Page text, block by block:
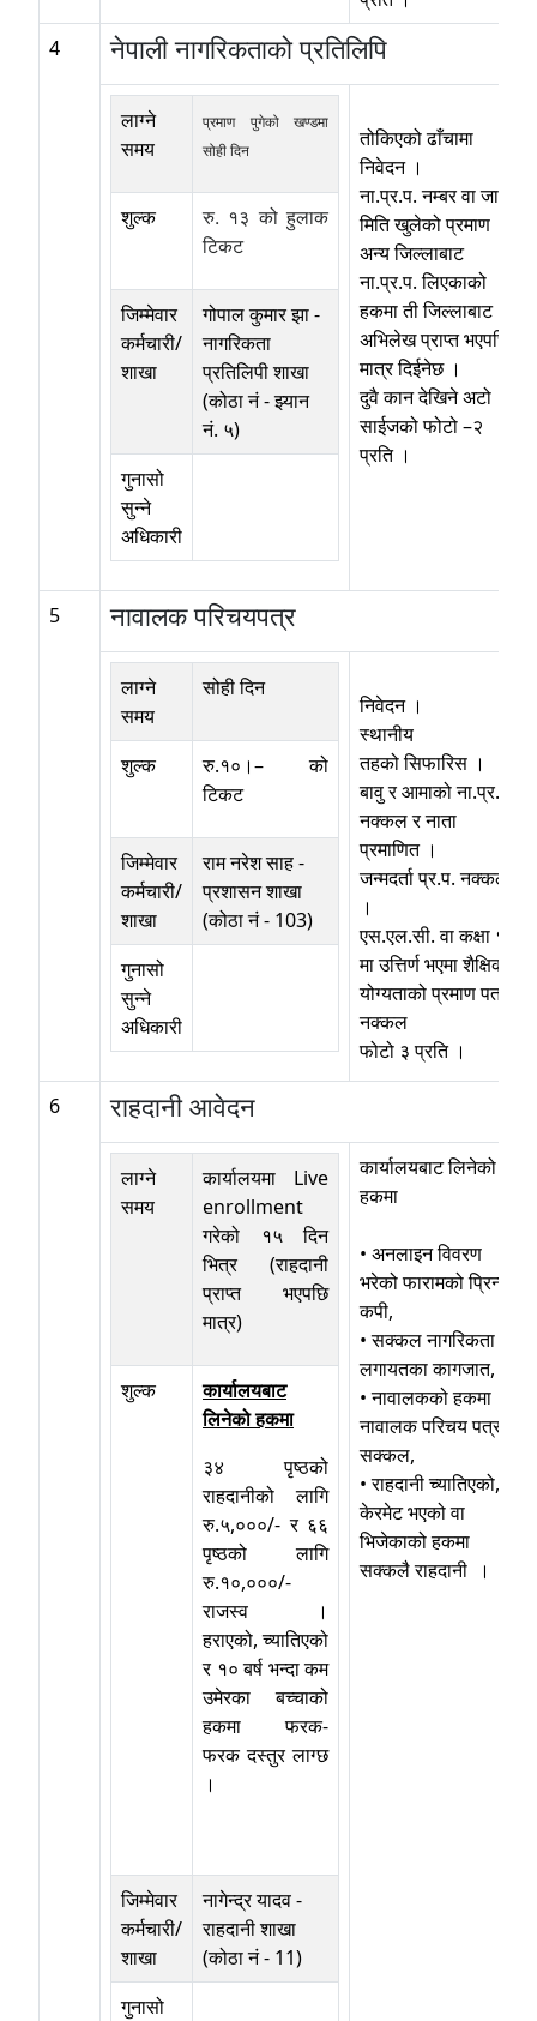
4
नेपाली नागरिकताको प्रतिलिपि
लाग्ने
समय
प्रमाण पुगेको खण्डमा
सोही दिन
शुल्क रु‍. १३ को हुलाक
टिकट
जिम्मेवार
कर्मचारी/
शाखा
गोपाल कुमार झा-
नागरिकता
प्रतिलिपी शाखा
(कोठा नं - झ्यान
नं. ५)
गुनासो
सुन्ने
अधिकारी
तोकिएको ढाँचामा
निवेदन ।
ना.प्र.प. नम्बर वा जारी
मिति खुलेको प्रमाण ।
अन्य जिल्लाबाट
ना.प्र.प. लिएकाको
हकमा ती जिल्लाबाट
अभिलेख प्राप्त भएपछि
मात्र दिईनेछ ।
दुवै कान देखिने अटो
साईजको फोटो –२
प्रति ।
5 नावालक परिचयपत्र
लाग्ने
समय
सोही दिन
शुल्क
रु.१०।– को
टिकट
जिम्मेवार
कर्मचारी/
शाखा
राम नरेश साह-
प्रशासन शाखा
(कोठा नं - 103)
गुनासो
सुन्ने
अधिकारी
निवेदन ।
स्थानीय
तहको सिफारिस ।
बावु र आमाको ना.प्र.प.
नक्कल र नाता
प्रमाणित ।
जन्मदर्ता प्र.प. नक्कल
।
एस.एल.सी. वा कक्षा १०
मा उत्तिर्ण भएमा शैक्षिक
योग्यताको प्रमाण पत्र
नक्कल
फोटो ३ प्रति ।
6 राहदानी आवेदन
लाग्ने
समय
कार्यालयमा Live
enrollment
गरेको १५ दिन
भित्र (राहदानी
प्राप्त भएपछि
मात्र)
शुल्क
कार्यालयबाट
लिनेको हकमा
३४ पृष्ठको
राहदानीको लागि
रु.५,०००/- र ६६
पृष्ठको लागि
रु.१०,०००/-
राजस्व ।
हराएको, च्यातिएको
र १० बर्ष भन्दा कम
उमेरका बच्चाको
हकमा फरक-
फरक दस्तुर लाग्छ
।
जिम्मेवार
कर्मचारी/
शाखा
नागेन्द्र यादव-
राहदानी शाखा
(कोठा नं - 11)
गुनासो
कार्यालयबाट लिनेको
हकमा
• अनलाइन विवरण
भरेको फारामको प्रिन्ट
कपी,
• सक्कल नागरिकता
लगायतका कागजात,
• नावालकको हकमा
नावालक परिचय पत्र
सक्कल,
• राहदानी च्यातिएको,
केरमेट भएको वा
भिजेकाको हकमा
सक्कलै राहदानी ।